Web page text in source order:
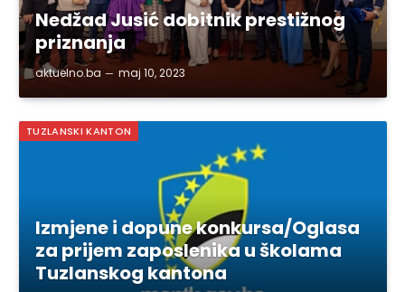
Nedžad Jusić dobitnik prestižnog
priznanja
aktuelno.ba maj 10, 2023
TUZLANSKI KANTON
Izmjene i dopune konkursa/Oglasa
za prijem zaposlenika u školama
Tuzlanskog kantona